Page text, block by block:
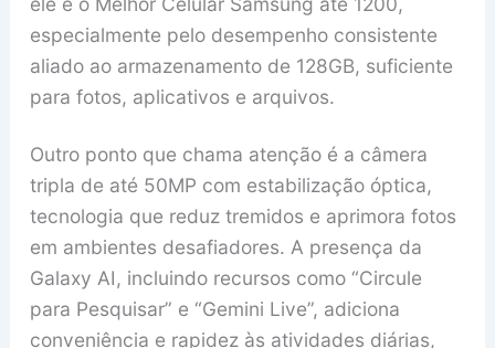
especialmente pelo desempenho consistente
aliado ao armazenamento de 128GB, suficiente
para fotos, aplicativos e arquivos.
Outro ponto que chama atenção é a câmera
tripla de até 50MP com estabilização óptica,
tecnologia que reduz tremidos e aprimora fotos
em ambientes desafiadores. A presença da
Galaxy AI, incluindo recursos como “Circule
para Pesquisar” e “Gemini Live”, adiciona
conveniência e rapidez às atividades diárias,